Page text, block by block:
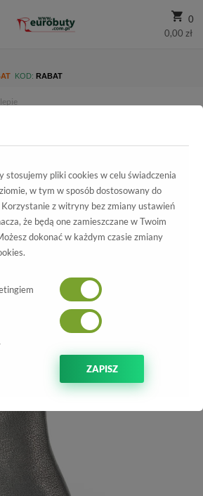
0
0,00 zł
KOD: RABAT
Damskie
produkty
Black Cervus MT
stosujemy pliki cookies w celu świadczenia
w tym w sposób dostosowany do
z witryny bez zmiany ustawień
że będą one zamieszczane w Twoim
dokonać w każdym czasie zmiany
ZAPISZ